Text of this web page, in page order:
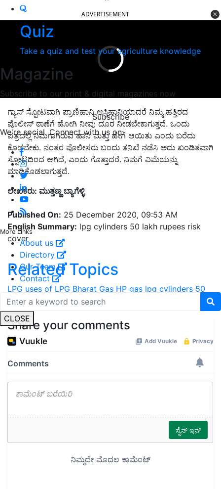
Quiz
Take a quiz and test your agriculture knowledge
Magazine
Subscribe to our print & digital magazines now
Subscribe
We're social. Connect with us on:
More Links
About us
Directory
Our Team
Contact
CLOSE
ADVERTISEMENT
ಗ್ಯಾಸ್ ಸ್ಪೋಟವಾಗಿ ಪ್ರಾಣಿಹಾನಿ ಆಸ್ತಿಹಾನಿಯಾದರೆ ನಿಮ್ಮ ಹತ್ತಿರದ
ಪೊಲೀಸ್ ಠಾಣೆಗೆ ಹೋಗಿ ನೀವು ದೂರ ನೀಡಬೇಕಾಗುತ್ತದೆ. ಒಂದು
ಪತ್ರದಲ್ಲಿ ನಿಮಗಾಗಿರುವ ಹಾನಿ ಮತ್ತು ಹೇಗೆ ಆಯಿತು ಎಂದು ಬರೆದು
ಕೊಡಬೇಕು. ನಂತರ ಪೊಲೀಸರು ಬಂದು ತನಿಖೆ ನಡೆಸಿ ಅದು ಖಂಡಿತವಾಗಿ
ಸ್ಪೋಟದಿಂದ ಆಗಿದೆ, ಎಂದು ಗೊತ್ತಾದರೆ. ನಿಮಗೆ ವಿಮೆಯನ್ನು
ಮಾಡಿಕೊಡಲಾಗುತ್ತದೆ.
ಲೇಖಕರು: ಮುತ್ತಣ್ಣ ಬ್ಯಾಗೆಳ್ಳಿ
Published On: 25 December 2020, 09:53 AM
English Summary: lpg cylinders 50 lakh rupees risk
cover
Related Topics
LPG uses of LPG Bharat Gas HP gas lpg cylinders 50
lakh rupees risk cover
Share your comments